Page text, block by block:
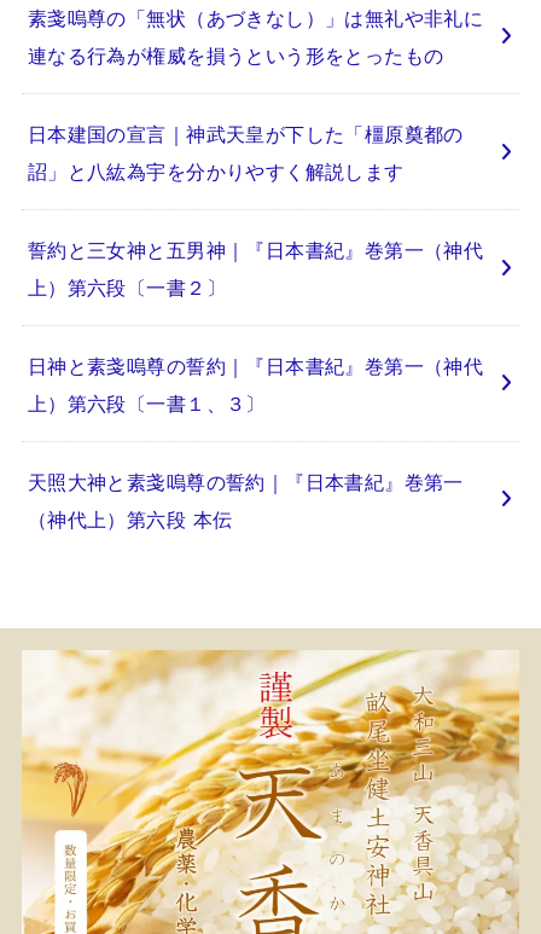
素戔嗚尊の「無状（あづきなし）」は無礼や非礼に
連なる行為が権威を損うという形をとったもの
日本建国の宣言｜神武天皇が下した「橿原奠都の
詔」と八紘為宇を分かりやすく解説します
誓約と三女神と五男神｜『日本書紀』巻第一（神代
上）第六段〔一書２〕
日神と素戔嗚尊の誓約｜『日本書紀』巻第一（神代
上）第六段〔一書１、３〕
天照大神と素戔嗚尊の誓約｜『日本書紀』巻第一
（神代上）第六段 本伝